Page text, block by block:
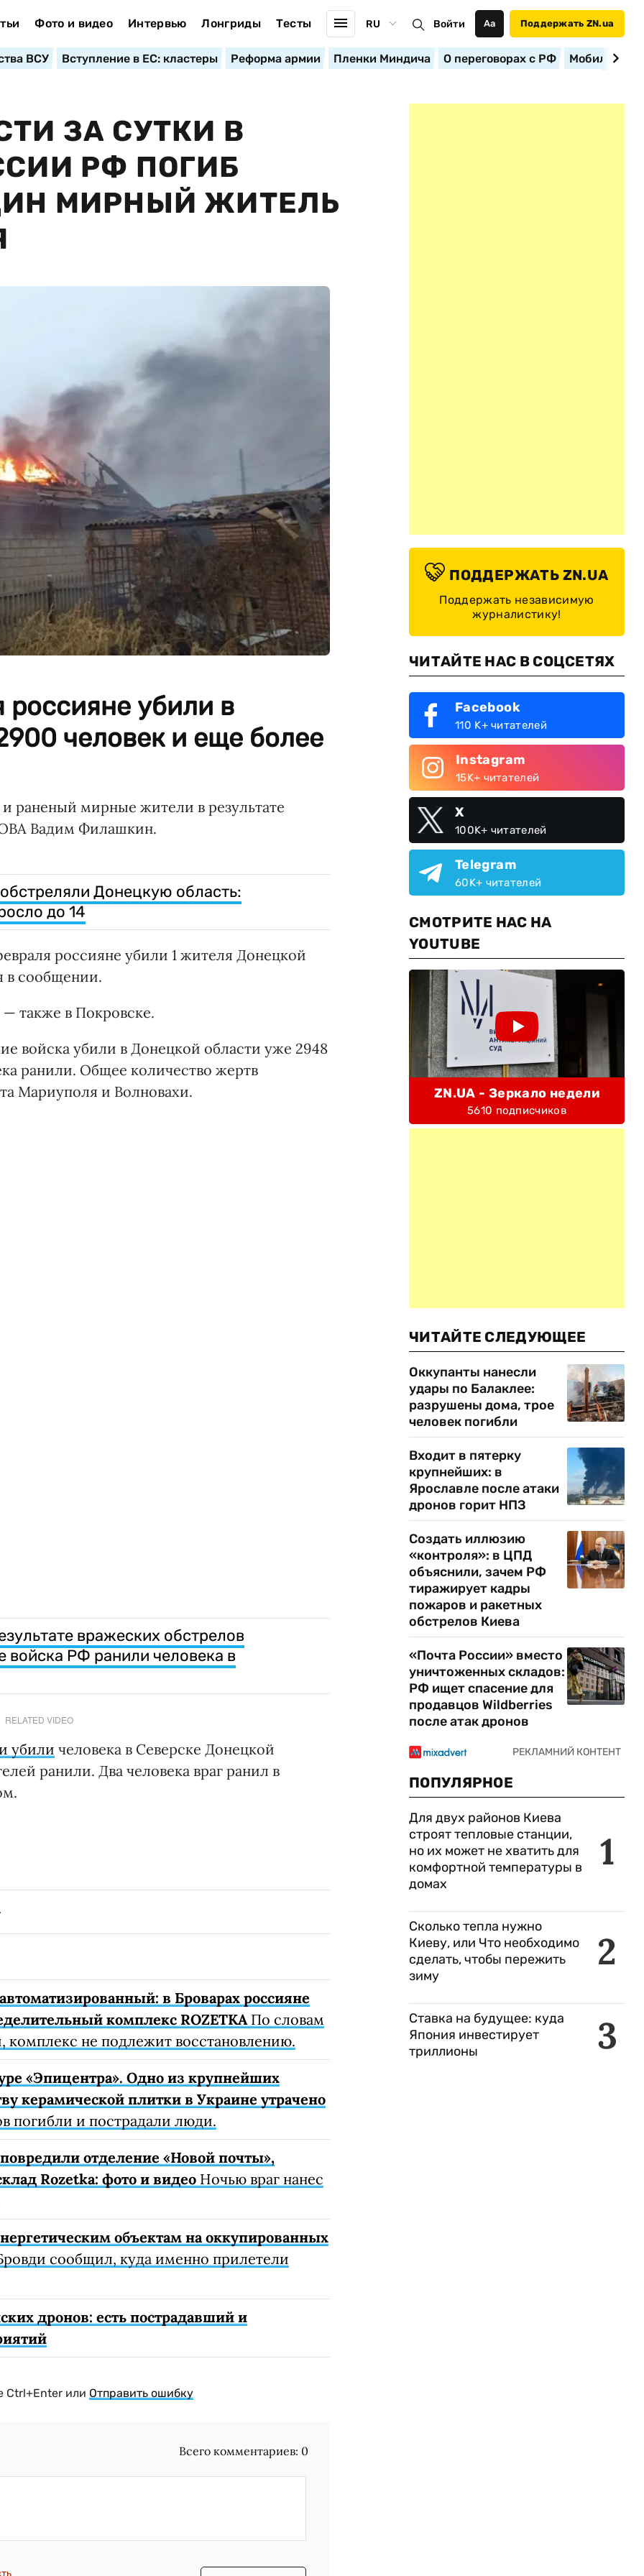
Фото и видео Интервью Лонгриды Тесты RU Войти Аа Поддержать ZN.ua
ВСУ Вступление в ЕС: кластеры Реформа армии Пленки Миндича О переговорах с РФ
ЗА СУТКИ В
РФ ПОГИБ
МИРНЫЙ ЖИТЕЛЬ
убили в
человек и еще более
раненый мирные жители в результате
ОВА Вадим Филашкин.
Донецкую область:
до 14
россияне убили 1 жителя Донецкой
в сообщении.
также в Покровске.
войска убили в Донецкой области уже 2948
ранили. Общее количество жертв
Мариуполя и Волновахи.
вражеских обстрелов
войска РФ ранили человека в
RELATED VIDEO
убили человека в Северске Донецкой
ранили. Два человека враг ранил в
в Броварах россияне
комплекс ROZETKAПо словам
не подлежит восстановлению.
«Эпицентра». Одно из крупнейших
керамической плитки в Украине утрачено
погибли и пострадали люди.
отделение «Новой почты»,
Rozetka: фото и видео Ночью враг нанес
объектам на оккупированных
сообщил, куда именно прилетели
дронов: есть пострадавший и
Ctrl+Enter или Отправить ошибку
Всего комментариев: 0
ПОДДЕРЖАТЬ ZN.UA
Поддержать независимую
журналистику!
ЧИТАЙТЕ НАС В СОЦСЕТЯХ
Facebook
110 K+ читателей
Instagram
15K+ читателей
X
100K+ читателей
Telegram
60K+ читателей
СМОТРИТЕ НАС НА
YOUTUBE
ZN.UA - Зеркало недели
5610 подписчиков
ЧИТАЙТЕ СЛЕДУЮЩЕЕ
Оккупанты нанесли
удары по Балаклее:
разрушены дома, трое
человек погибли
Входит в пятерку
крупнейших: в
Ярославле после атаки
дронов горит НПЗ
Создать иллюзию
«контроля»: в ЦПД
объяснили, зачем РФ
тиражирует кадры
пожаров и ракетных
обстрелов Киева
«Почта России» вместо
уничтоженных складов:
РФ ищет спасение для
продавцов Wildberries
после атак дронов
ПОПУЛЯРНОЕ
1
Для двух районов Киева
строят тепловые станции,
но их может не хватить для
комфортной температуры в
домах
2
Сколько тепла нужно
Киеву, или Что необходимо
сделать, чтобы пережить
зиму
3
Ставка на будущее: куда
Япония инвестирует
триллионы